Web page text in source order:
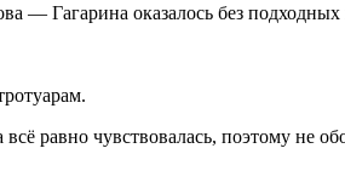
— Гагарина оказалось без
равно чувствовалась, поэтому не